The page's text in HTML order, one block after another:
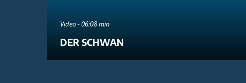
Video - 06:08 min
DER SCHWAN